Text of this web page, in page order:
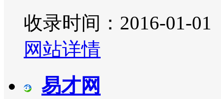
收录时间：2016-01-01
网站详情
易才网